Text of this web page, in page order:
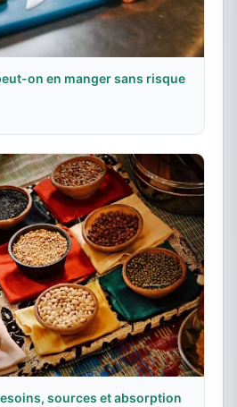
on en manger sans risque
sources et absorption